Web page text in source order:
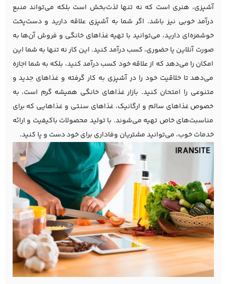
آشپزی، هنری است که نه تنها لذت‌بخش است بلکه می‌تواند منبع
درآمد خوبی نیز باشد. اگر شما به آشپزی علاقه دارید و دست‌پخت
خوشمزه‌ای دارید، می‌توانید با تهیه غذاهای خانگی و فروش آن‌ها به
صورت آنلاین یا حضوری، کسب درآمد کنید. این کار نه تنها به شما این
امکان را می‌دهد که از علاقه خود کسب درآمد کنید، بلکه به شما اجازه
می‌دهد تا خلاقیت خود را در آشپزی به کار گرفته و غذاهای جدید و
متنوعی را امتحان کنید. بازار غذاهای خانگی همیشه گرم است، به
خصوص غذاهای سالم و ارگانیک، غذاهای سنتی و غذاهایی که برای
مناسبت‌های خاص تهیه می‌شوند. با تولید محصولات باکیفیت و ارائه
خدمات خوب، می‌توانید مشتریان وفاداری برای خود دست و پا کنید.